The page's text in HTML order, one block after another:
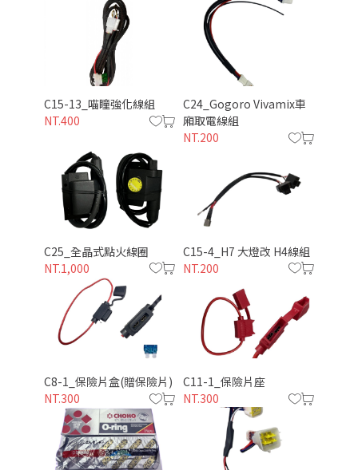
C15-13_喵瞳強化線組
NT.400
C24_Gogoro Vivamix車
廂取電線組
NT.200
C25_全晶式點火線圈
NT.1,000
C15-4_H7 大燈改 H4線組
NT.200
C8-1_保險片盒(贈保險片)
NT.300
C11-1_保險片座
NT.300